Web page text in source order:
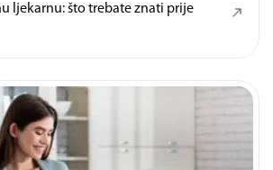
ljekarnu: što trebate znati prije